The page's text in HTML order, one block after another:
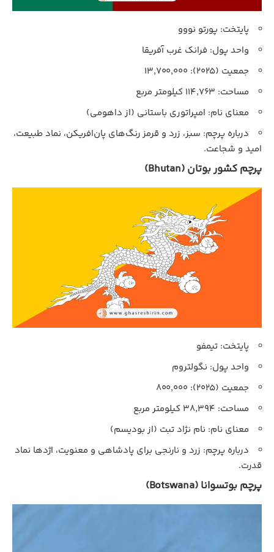
پایتخت: پورتو نووو
واحد پول: فرانک غرب آفریقا
جمعیت (۲۰۲۵): ۱۳,۷۰۰,۰۰۰
مساحت: ۱۱۴,۷۶۳ کیلومتر مربع
معنای نام: امپراتوری باستانی (از داهومی)
درباره پرچم: سبز، زرد و قرمز رنگ‌های پان‌افریکن، نماد طبیعت،
امید و شجاعت.
پرچم کشور بوتان (Bhutan)
پایتخت: تیمفو
واحد پول: نگولتروم
جمعیت (۲۰۲۵): ۸۰۰,۰۰۰
مساحت: ۳۸,۳۹۴ کیلومتر مربع
معنای نام: نام نژاد تبت (از بودیسم)
درباره پرچم: زرد و نارنجی برای پادشاهی و معنویت، اژدها نماد
قدرت.
پرچم بوتسوانا (Botswana)